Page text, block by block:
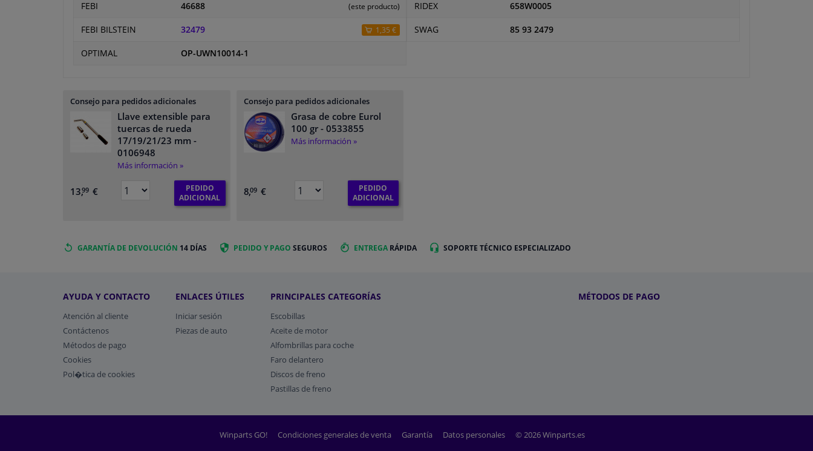
FEBI 46688 (este producto)
FEBI BILSTEIN 32479 1,35 €
OPTIMAL OP-UWN10014-1
RIDEX 658W0005
SWAG 85 93 2479
Consejo para pedidos adicionales
Llave extensible para
tuercas de rueda
17/19/21/23 mm -
0106948
Más información »
13,99 €
PEDIDO
ADICIONAL
Consejo para pedidos adicionales
Grasa de cobre Eurol
100 gr- 0533855
Más información »
8,09 €
PEDIDO
ADICIONAL
GARANTÍA DE DEVOLUCIÓN 14 DÍAS PEDIDO Y PAGO SEGUROS ENTREGA RÁPIDA SOPORTE TÉCNICO ESPECIALIZADO
AYUDA Y CONTACTO
Atención al cliente
Contáctenos
Métodos de pago
​Cookies
Pol�tica de cookies
ENLACES ÚTILES
Iniciar sesión
Piezas de auto
PRINCIPALES CATEGORÍAS
Escobillas
Aceite de motor
Alfombrillas para coche
Faro delantero
Discos de freno
Pastillas de freno
MÉTODOS DE PAGO
Winparts GO! Condiciones generales de venta Garantía Datos personales © 2026 Winparts.es